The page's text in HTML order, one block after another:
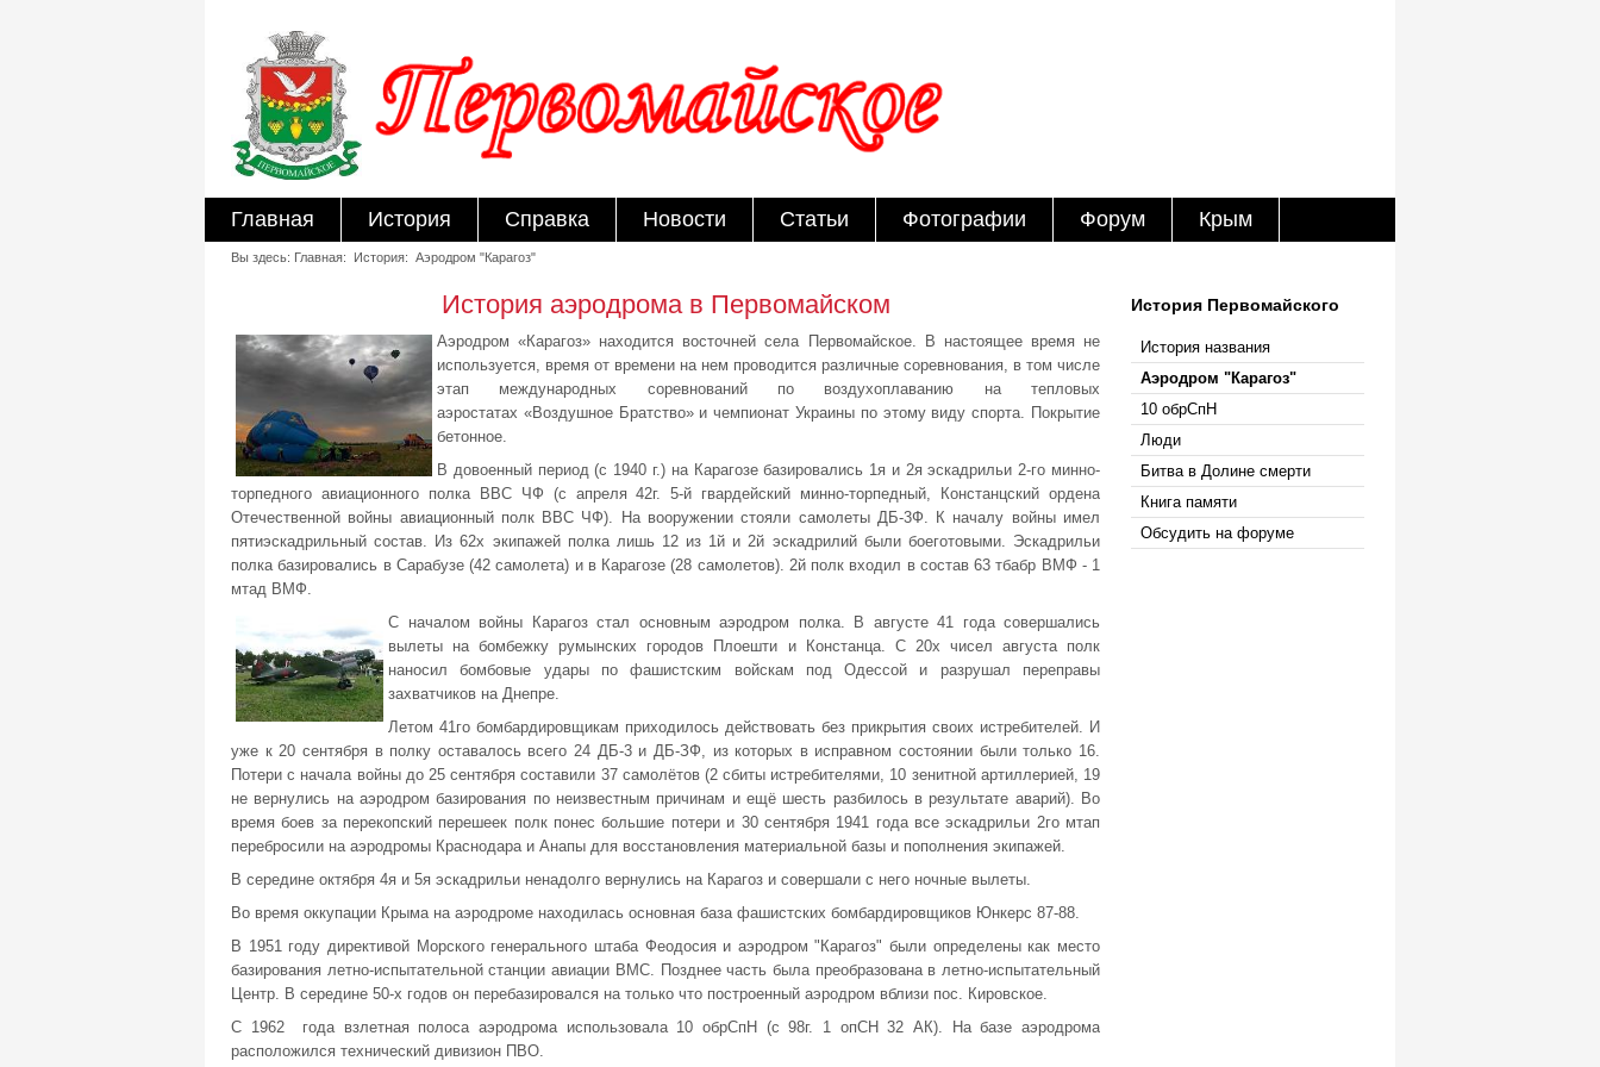
Главная История Справка Новости Статьи Фотографии Форум Крым
Вы здесь: Главная: История: Аэродром "Карагоз"
История Первомайского
История названия
Аэродром "Карагоз"
10 обрСпН
Люди
Битва в Долине смерти
Книга памяти
Обсудить на форуме
История аэродрома в Первомайском
Аэродром «Карагоз» находится восточней села Первомайское. В настоящее время не
используется, время от времени на нем проводится различные соревнования, в том числе
этап международных соревнований по воздухоплаванию на тепловых
аэростатах «Воздушное Братство» и чемпионат Украины по этому виду спорта. Покрытие
бетонное.
В довоенный период (с 1940 г.) на Карагозе базировались 1я и 2я эскадрильи 2-го минно-
торпедного авиационного полка ВВС ЧФ (с апреля 42г. 5-й гвардейский минно-торпедный, Констанцский ордена
Отечественной войны авиационный полк ВВС ЧФ). На вооружении стояли самолеты ДБ-3Ф. К началу войны имел
пятиэскадрильный состав. Из 62х экипажей полка лишь 12 из 1й и 2й эскадрилий были боеготовыми. Эскадрильи
полка базировались в Сарабузе (42 самолета) и в Карагозе (28 самолетов). 2й полк входил в состав 63 тбабр ВМФ - 1
мтад ВМФ.
С началом войны Карагоз стал основным аэродром полка. В августе 41 года совершались
вылеты на бомбежку румынских городов Плоешти и Констанца. С 20х чисел августа полк
наносил бомбовые удары по фашистским войскам под Одессой и разрушал переправы
захватчиков на Днепре.
Летом 41го бомбардировщикам приходилось действовать без прикрытия своих истребителей. И
уже к 20 сентября в полку оставалось всего 24 ДБ-3 и ДБ-ЗФ, из которых в исправном состоянии были только 16.
Потери с начала войны до 25 сентября составили 37 самолётов (2 сбиты истребителями, 10 зенитной артиллерией, 19
не вернулись на аэродром базирования по неизвестным причинам и ещё шесть разбилось в результате аварий). Во
время боев за перекопский перешеек полк понес большие потери и 30 сентября 1941 года все эскадрильи 2го мтап
перебросили на аэродромы Краснодара и Анапы для восстановления материальной базы и пополнения экипажей.
В середине октября 4я и 5я эскадрильи ненадолго вернулись на Карагоз и совершали с него ночные вылеты.
Во время оккупации Крыма на аэродроме находилась основная база фашистских бомбардировщиков Юнкерс 87-88.
В 1951 году директивой Морского генерального штаба Феодосия и аэродром "Карагоз" были определены как место
базирования летно-испытательной станции авиации ВМС. Позднее часть была преобразована в летно-испытательный
Центр. В середине 50-х годов он перебазировался на только что построенный аэродром вблизи пос. Кировское.
С 1962 года взлетная полоса аэродрома использовала 10 обрСпН (с 98г. 1 опСН 32 АК). На базе аэродрома
расположился технический дивизион ПВО.